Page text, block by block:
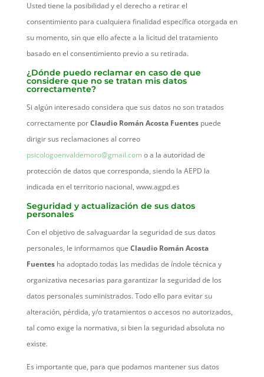
Usted tiene la posibilidad y el derecho a retirar el
consentimiento para cualquiera finalidad específica otorgada en
su momento, sin que ello afecte a la licitud del tratamiento
basado en el consentimiento previo a su retirada.
¿Dónde puedo reclamar en caso de que
considere que no se tratan mis datos
correctamente?
Si algún interesado considera que sus datos no son tratados
correctamente porClaudio Román Acosta Fuentespuede
dirigir sus reclamaciones al correo
psicologoenvaldemoro@gmail.com o a la autoridad de
protección de datos que corresponda, siendo la AEPD la
indicada en el territorio nacional, www.agpd.es
Seguridad y actualización de sus datos
personales
Con el objetivo de salvaguardar la seguridad de sus datos
personales, le informamos que Claudio Román Acosta
Fuentesha adoptado todas las medidas de índole técnica y
organizativa necesarias para garantizar la seguridad de los
datos personales suministrados. Todo ello para evitar su
alteración, pérdida, y/o tratamientos o accesos no autorizados,
tal como exige la normativa, si bien la seguridad absoluta no
existe.
Es importante que, para que podamos mantener sus datos